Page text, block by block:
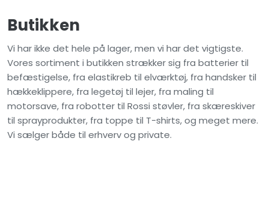
Butikken
Vi har ikke det hele på lager, men vi har det vigtigste.
Vores sortiment i butikken strækker sig fra batterier til
befæstigelse, fra elastikreb til elværktøj, fra handsker til
hækkeklippere, fra legetøj til lejer, fra maling til
motorsave, fra robotter til Rossi støvler, fra skæreskiver
til sprayprodukter, fra toppe til T-shirts, og meget mere.
Vi sælger både til erhverv og private.